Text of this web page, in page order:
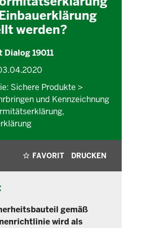
werden?
Dialog 19011
Sichere Produkte >
und Kennzeichnung
FAVORIT DRUCKEN
gemäß
wird als